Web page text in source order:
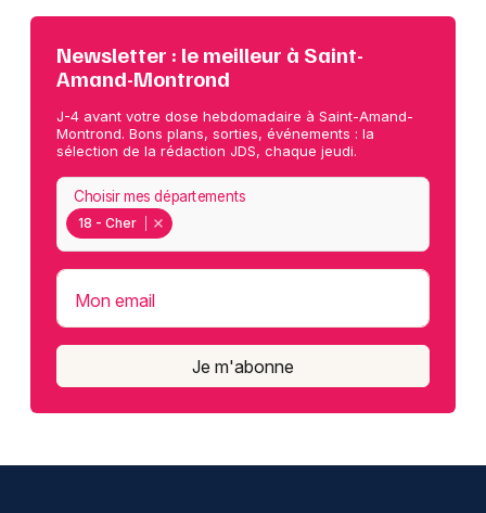
Newsletter : le meilleur à Saint-
Amand-Montrond
J-4 avant votre dose hebdomadaire à Saint-Amand-
Montrond. Bons plans, sorties, événements : la
sélection de la rédaction JDS, chaque jeudi.
18 - Cher
Choisir mes départements
Mon email
Je m'abonne